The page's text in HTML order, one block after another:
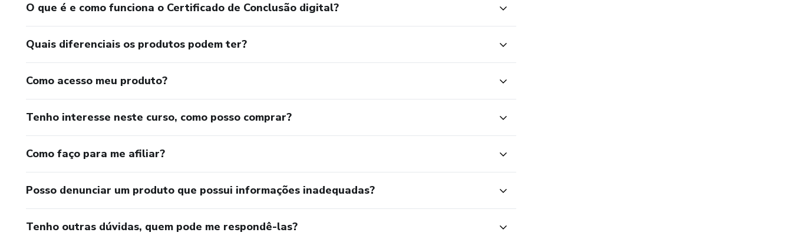
O que é e como funciona o Certificado de Conclusão digital?
Quais diferenciais os produtos podem ter?
Como acesso meu produto?
Tenho interesse neste curso, como posso comprar?
Como faço para me afiliar?
Posso denunciar um produto que possui informações inadequadas?
Tenho outras dúvidas, quem pode me respondê-las?